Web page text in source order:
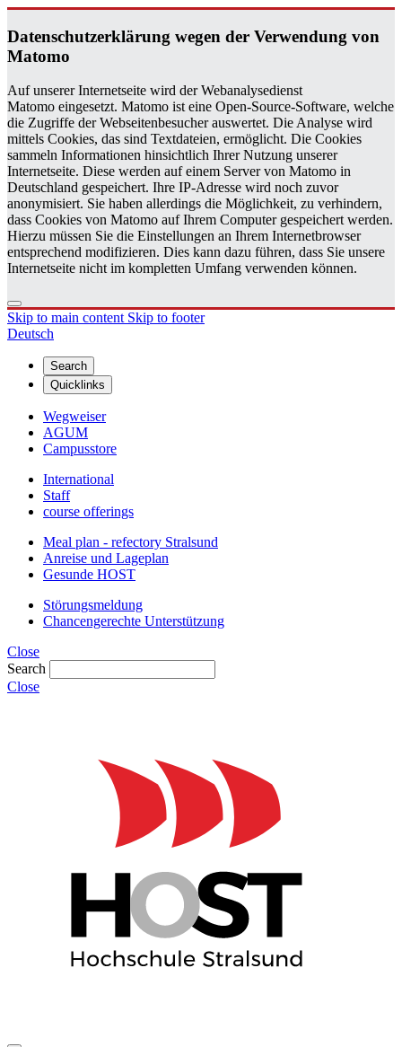
Daten­schutzerklärung wegen der Ver­wen­dung von
Matomo
Auf unserer Internetseite wird der Webanalysedienst
Matomo eingesetzt. Matomo ist eine Open-Source-Software, welche
die Zugriffe der Webseitenbesucher auswertet. Die Analyse wird
mittels Cookies, das sind Textdateien, ermöglicht. Die Cookies
sammeln Informationen hinsichtlich Ihrer Nutzung unserer
Internetseite. Diese werden auf einem Server von Matomo in
Deutschland gespeichert. Ihre IP-Adresse wird noch zuvor
anonymisiert. Sie haben allerdings die Möglichkeit, zu verhindern,
dass Cookies von Matomo auf Ihrem Computer gespeichert werden.
Hierzu müssen Sie die Einstellungen an Ihrem Internetbrowser
entsprechend modifizieren. Dies kann dazu führen, dass Sie unsere
Internetseite nicht im kompletten Umfang verwenden können.
Skip to main content Skip to footer
Deutsch
Search
Quicklinks
Wegweiser
AGUM
Campusstore
International
Staff
course offerings
Meal plan - refectory Stralsund
Anreise und Lageplan
Gesunde HOST
Störungsmeldung
Chancengerechte Unterstützung
Close
Search
Close